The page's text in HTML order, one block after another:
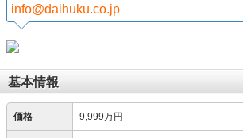
info@daihuku.co.jp
基本情報
価格 9,999万円